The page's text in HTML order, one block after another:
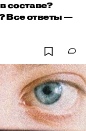
составе?
Все ответы —